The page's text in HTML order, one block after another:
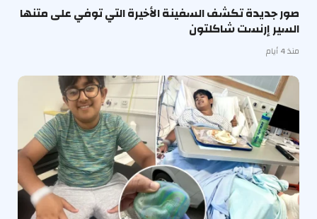
صور جديدة تكشف السفينة الأخيرة التي توفي على متنها
السير إرنست شاكلتون
منذ 4 أيام